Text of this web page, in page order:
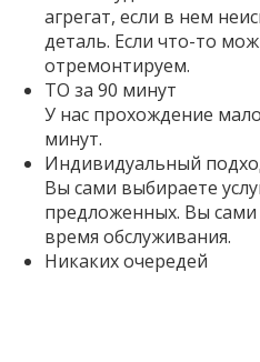
агрегат, если в нем
деталь. Если что-то
отремонтируем.
ТО за 90 минут
У нас прохождение
минут.
Индивидуальный
Вы сами выбираете
предложенных. Вы
время обслуживания.
Никаких очередей